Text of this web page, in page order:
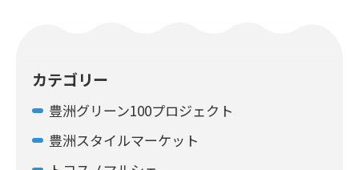
カテゴリー
豊洲グリーン100プロジェクト
豊洲スタイルマーケット